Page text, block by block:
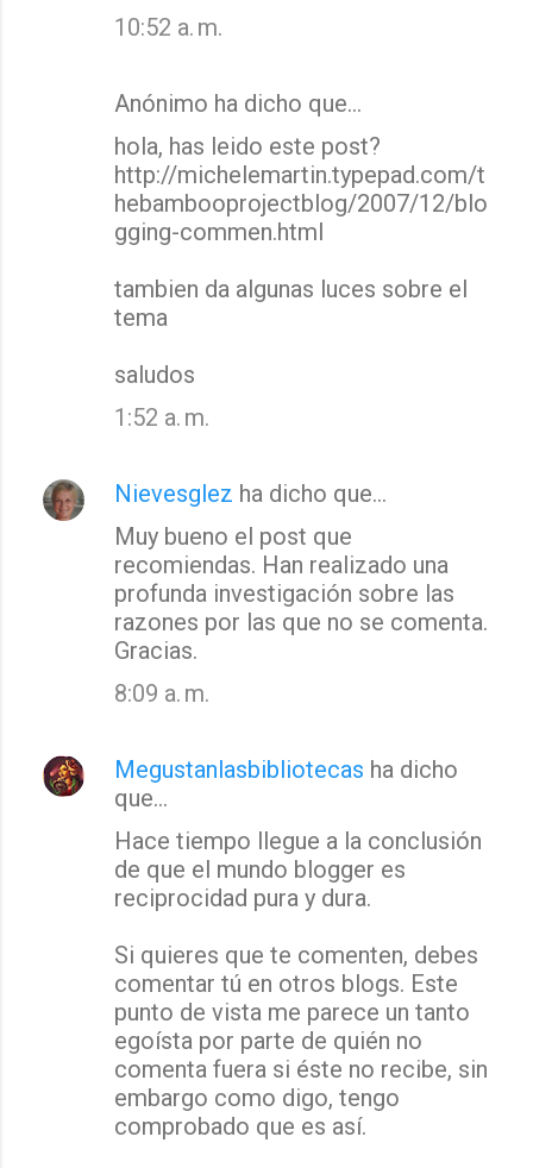
10:52 a. m.
Anónimo ha dicho que…
hola, has leido este post?
http://michelemartin.typepad.com/t
hebambooprojectblog/2007/12/blo
gging-commen.html
tambien da algunas luces sobre el
tema
saludos
1:52 a. m.
Nievesglez ha dicho que…
Muy bueno el post que
recomiendas. Han realizado una
profunda investigación sobre las
razones por las que no se comenta.
Gracias.
8:09 a. m.
Megustanlasbibliotecas ha dicho
que…
Hace tiempo llegue a la conclusión
de que el mundo blogger es
reciprocidad pura y dura.
Si quieres que te comenten, debes
comentar tú en otros blogs. Este
punto de vista me parece un tanto
egoísta por parte de quién no
comenta fuera si éste no recibe, sin
embargo como digo, tengo
comprobado que es así.